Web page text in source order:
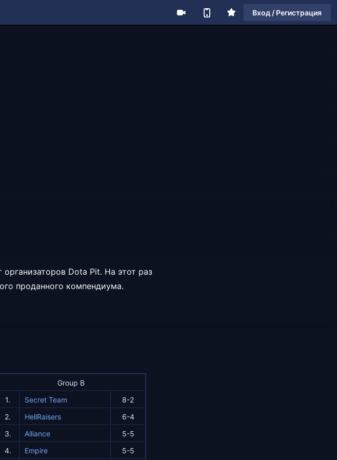
Вход / Регистрация
Dota Pit. На этот раз
проданного компендиума.
Group B
1. Secret Team
8-2
2. HellRaisers
6-4
3. Alliance
5-5
4. Empire 5-5